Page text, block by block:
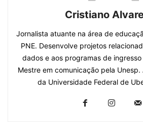
Cristiano
Jornalista atuante na área de
PNE. Desenvolve projetos
dados e aos programas de ingresso
Mestre em comunicação pela Unesp.
da Universidade Federal de